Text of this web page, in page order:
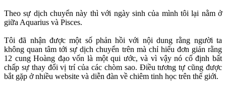
Theo sự dịch chuyển này thì với ngày sinh của mình tôi lại nằm ở
giữa Aquarius và Pisces.
Tôi đã nhận được một số phản hồi với nội dung rằng người ta
không quan tâm tới sự dịch chuyển trên mà chỉ hiểu đơn giản rằng
12 cung Hoàng đạo vốn là một qui ước, và vì vậy nó cố định bất
chấp sự thay đổi vị trí của các chòm sao. Điều tương tự cũng được
bắt gặp ở nhiều website và diễn đàn về chiêm tinh học trên thế giới.